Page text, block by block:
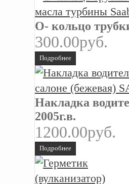
О- кольцо
300.00руб.
Подробнее
Накладка
2005г.в.
1200.00руб.
Подробнее